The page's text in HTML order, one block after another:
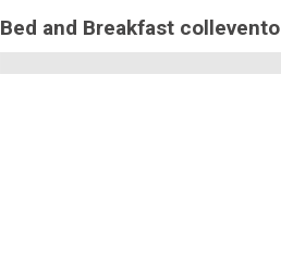
Bed and Breakfast collevento